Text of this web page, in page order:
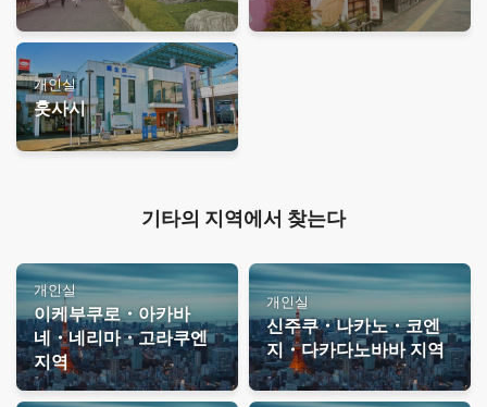
개인실
훗사시
기타의 지역에서 찾는다
개인실
이케부쿠로・아카바
네・네리마・고라쿠엔
지역
개인실
신주쿠・나카노・코엔
지・다카다노바바 지역